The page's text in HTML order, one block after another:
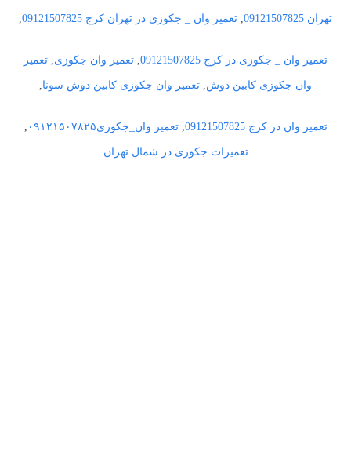
تهران 09121507825 تعمیر وان _ جکوزی در تهران کرج 09121507825
تعمیر وان _ جکوزی در کرج 09121507825 تعمیر وان جکوزی تعمیر
وان جکوزی کابین دوش تعمیر وان جکوزی کابین دوش سونا
تعمیر وان در کرج 09121507825 ,تعمیر وان_جکوزی۰۹۱۲۱۵۰۷۸۲۵
تعمیرات جکوزی در شمال تهران